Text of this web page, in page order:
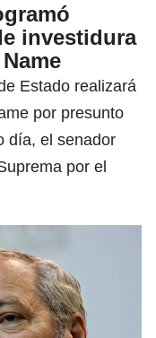
investidura
Estado realizará
por presunto
día, el senador
por el